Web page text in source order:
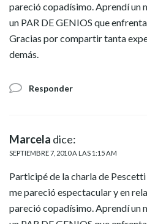
pareció copadísimo. Aprendí un
un PAR DE GENIOS que
Gracias por compartir tanta
demás.
Responder
Marcela dice:
SEPTIEMBRE 7, 2010 A LAS 1:15 AM
Participé de la charla de
me pareció espectacular y en
pareció copadísimo. Aprendí un